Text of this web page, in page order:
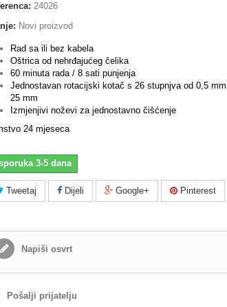
24026
Novi proizvod
Rad sa ili bez kabela
Oštrica od nehrđajućeg čelika
60 minuta rada / 8 sati punjenja
Jednostavan rotacijski kotač s 26 stupnjva od 0,5
25 mm
Izmjenjivi noževi za jednostavno čišćenje
24 mjeseca
3-5 dana
Tweetaj Dijeli Google+ Pinterest
Napiši osvrt
Pošalji prijatelju